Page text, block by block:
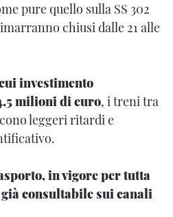
pure quello sulla SS 302
chiusi dalle 21 alle
investimento
milioni di euro, i treni tra
leggeri ritardi e
in vigore per tutta
consultabile sui canali